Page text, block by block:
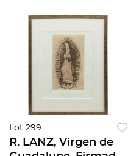
Lot 299
R. LANZ, Virgen de